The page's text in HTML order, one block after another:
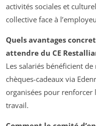
activités sociales et
collective face à
Quels avantages
attendre du CE
Les salariés bénéficient
chèques-cadeaux via
organisées pour renforcer
travail.